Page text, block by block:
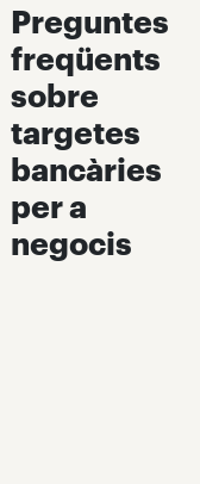
Preguntes
freqüents
sobre
targetes
bancàries
per a
negocis